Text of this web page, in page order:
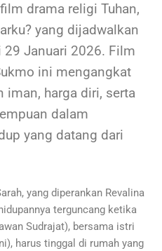
drama religi Tuhan,
yang dijadwalkan
Januari 2026. Film
ini mengangkat
iman, harga diri, serta
dalam
yang datang dari
yang diperankan Revalina
terguncang ketika
Sudrajat), bersama istri
harus tinggal di rumah yang